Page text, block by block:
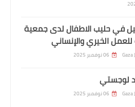
في حليب الاطفال لدى جمعية
للعمل الخيري والإنساني
Gaza 06 نوفمبر 2025
لوجستي
Gaza 06 نوفمبر 2025